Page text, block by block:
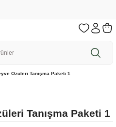
Özüleri Tanışma Paketi 1
Tanışma Paketi 1